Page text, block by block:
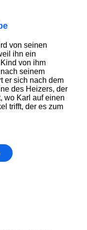
von seinen
ihn ein
von ihm
seinem
er sich nach dem
des Heizers, der
wo Karl auf einen
trifft, der es zum